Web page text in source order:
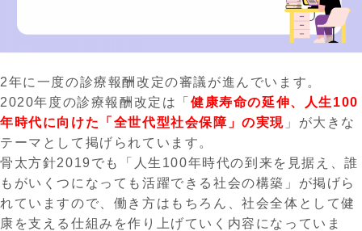
2年に一度の診療報酬改定の審議が進んでいます。
2020年度の診療報酬改定は「 健康寿命の延伸、人生100
年時代に向けた「全世代型社会保障」の実現 」が大きな
テーマとして掲げられています。
骨太方針2019でも「人生100年時代の到来を見据え、誰
もがいくつになっても活躍できる社会の構築」が掲げら
れていますので、働き方はもちろん、社会全体として健
康を支える仕組みを作り上げていく内容になっていま